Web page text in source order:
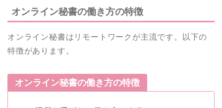
オンライン秘書の働き方の特徴
オンライン秘書はリモートワークが主流です。以下の
特徴があります。
オンライン秘書の働き方の特徴